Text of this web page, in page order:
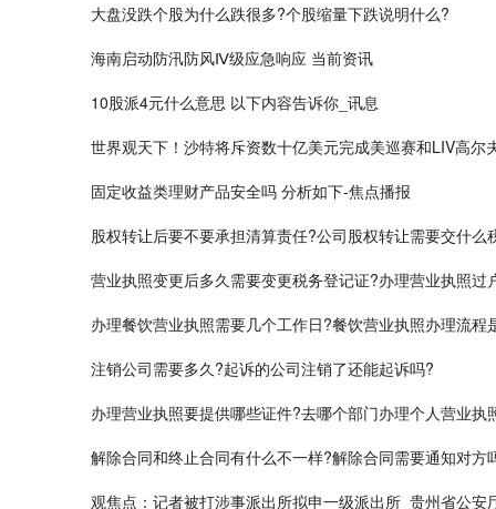
大盘没跌个股为什么跌很多?个股缩量下跌说明什么?
海南启动防汛防风Ⅳ级应急响应 当前资讯
10股派4元什么意思 以下内容告诉你_讯息
世界观天下！沙特将斥资数十亿美元完成美巡赛和LIV高尔
固定收益类理财产品安全吗 分析如下-焦点播报
股权转让后要不要承担清算责任?公司股权转让需要交什么
营业执照变更后多久需要变更税务登记证?办理营业执照过
办理餐饮营业执照需要几个工作日?餐饮营业执照办理流程
注销公司需要多久?起诉的公司注销了还能起诉吗?
办理营业执照要提供哪些证件?去哪个部门办理个人营业执
解除合同和终止合同有什么不一样?解除合同需要通知对方
观焦点：记者被打涉事派出所拟申一级派出所_贵州省公安